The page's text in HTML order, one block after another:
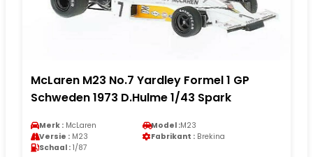
McLaren M23 No.7 Yardley Formel 1 GP
Schweden 1973 D.Hulme 1/43 Spark
Merk : McLaren Model :M23
Versie : M23 Fabrikant : Brekina
Schaal : 1/87